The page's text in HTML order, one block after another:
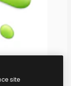
site